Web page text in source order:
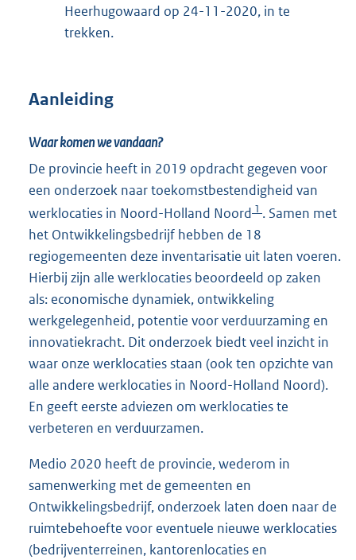
Heerhugowaard op 24-11-2020, in te
trekken.
Aanleiding
Waar komen we vandaan?
De provincie heeft in 2019 opdracht gegeven voor
een onderzoek naar toekomstbestendigheid van
werklocaties in Noord-Holland Noord 1 . Samen met
het Ontwikkelingsbedrijf hebben de 18
regiogemeenten deze inventarisatie uit laten voeren.
Hierbij zijn alle werklocaties beoordeeld op zaken
als: economische dynamiek, ontwikkeling
werkgelegenheid, potentie voor verduurzaming en
innovatiekracht. Dit onderzoek biedt veel inzicht in
waar onze werklocaties staan (ook ten opzichte van
alle andere werklocaties in Noord-Holland Noord).
En geeft eerste adviezen om werklocaties te
verbeteren en verduurzamen.
Medio 2020 heeft de provincie, wederom in
samenwerking met de gemeenten en
Ontwikkelingsbedrijf, onderzoek laten doen naar de
ruimtebehoefte voor eventuele nieuwe werklocaties
(bedrijventerreinen, kantorenlocaties en